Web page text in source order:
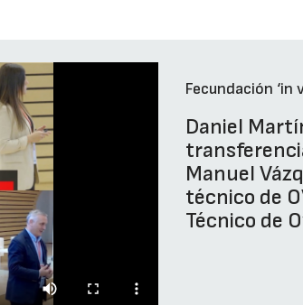
Fecundación
Daniel
Manuel
técnico de
Técnico de